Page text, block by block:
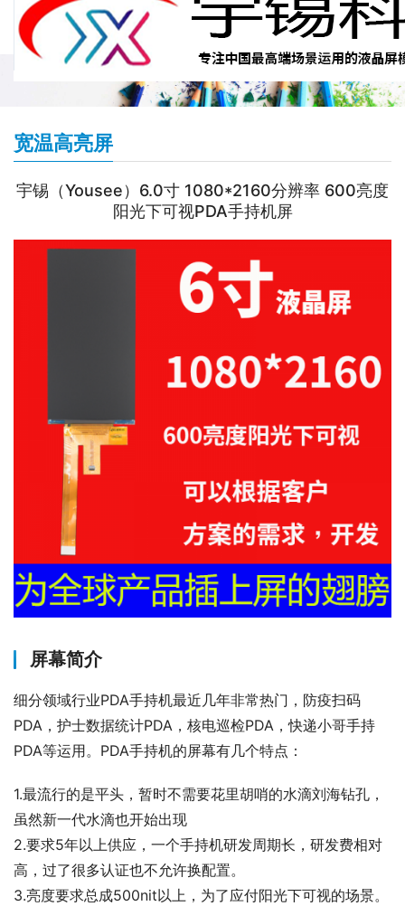
宽温高亮屏
宇锡（Yousee）6.0寸 1080*2160分辨率 600亮度
阳光下可视PDA手持机屏
屏幕简介
细分领域行业PDA手持机最近几年非常热门，防疫扫码
PDA，护士数据统计PDA，核电巡检PDA，快递小哥手持
PDA等运用。PDA手持机的屏幕有几个特点：
1.最流行的是平头，暂时不需要花里胡哨的水滴刘海钻孔，
虽然新一代水滴也开始出现
2.要求5年以上供应，一个手持机研发周期长，研发费相对
高，过了很多认证也不允许换配置。
3.亮度要求总成500nit以上，为了应付阳光下可视的场景。